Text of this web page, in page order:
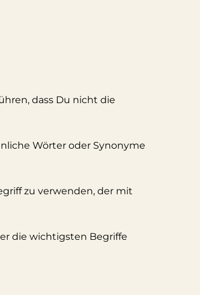
dass Du nicht die
Wörter oder Synonyme
zu verwenden, der mit
die wichtigsten Begriffe